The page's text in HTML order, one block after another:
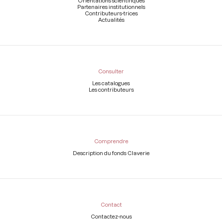
Partenaires institutionnels
Contributeurs-trices
Actualités
Consulter
Les catalogues
Les contributeurs
Comprendre
Description du fonds Claverie
Contact
Contactez-nous